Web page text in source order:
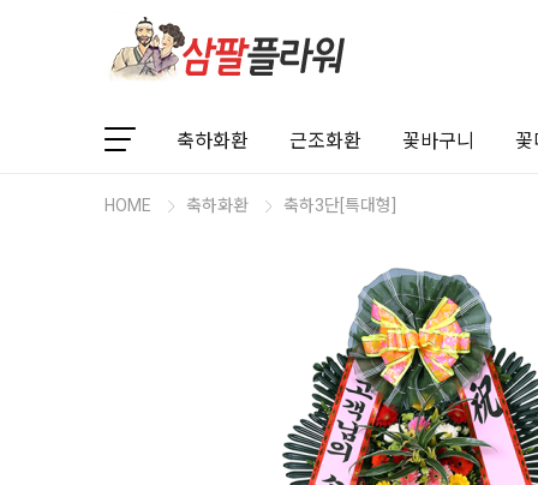
축하화환 근조화환 꽃바구니 꽃
HOME 축하화환 축하3단[특대형]